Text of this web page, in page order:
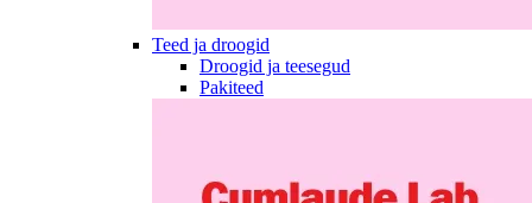
Teed ja droogid
Droogid ja teesegud
Pakiteed